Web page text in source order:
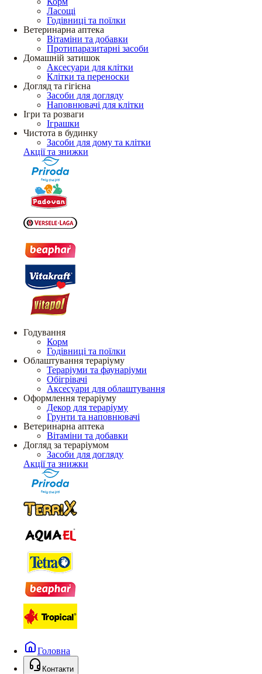
Ласощі
Годівниці та поїлки
Ветеринарна аптека
Вітаміни та добавки
Протипаразитарні засоби
Домашній затишок
Аксесуари для клітки
Клітки та переноски
Догляд та гігієна
Засоби для догляду
Наповнювачі для клітки
Ігри та розваги
Іграшки
Чистота в будинку
Засоби для дому та клітки
Акції та знижки
Годування
Корм
Годівниці та поїлки
Облаштування тераріуму
Тераріуми та фаунаріуми
Обігрівачі
Аксесуари для облаштування
Оформлення тераріуму
Декор для тераріуму
Грунти та наповнювачі
Ветеринарна аптека
Вітаміни та добавки
Догляд за тераріумом
Засоби для догляду
Акції та знижки
Головна
Контакти